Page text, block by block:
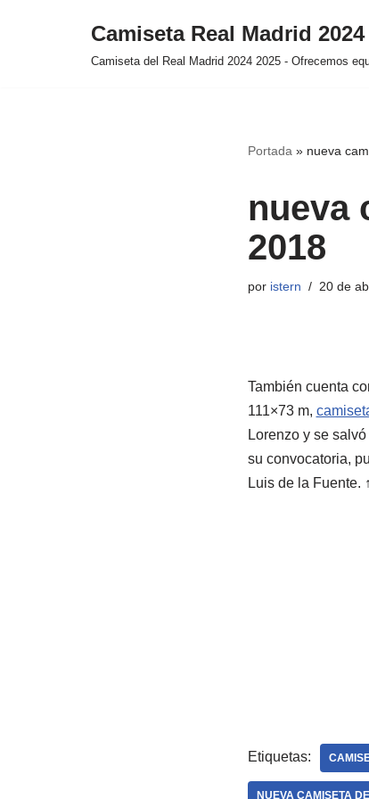
Camiseta Real Madrid
Camiseta del Real Madrid 2024 2025 - Ofrecemos
Portada » nueva
nueva
2018
por istern 20 de
También cuenta
111×73 m,
Lorenzo y se
su convocatoria,
Luis de la Fuente.
Etiquetas:
NUEVA CAMISETA